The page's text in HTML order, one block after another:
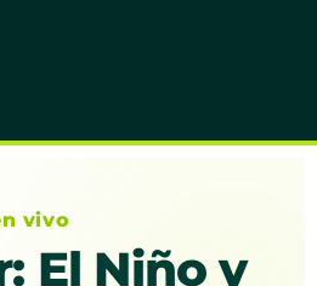
vivo
El Niño y